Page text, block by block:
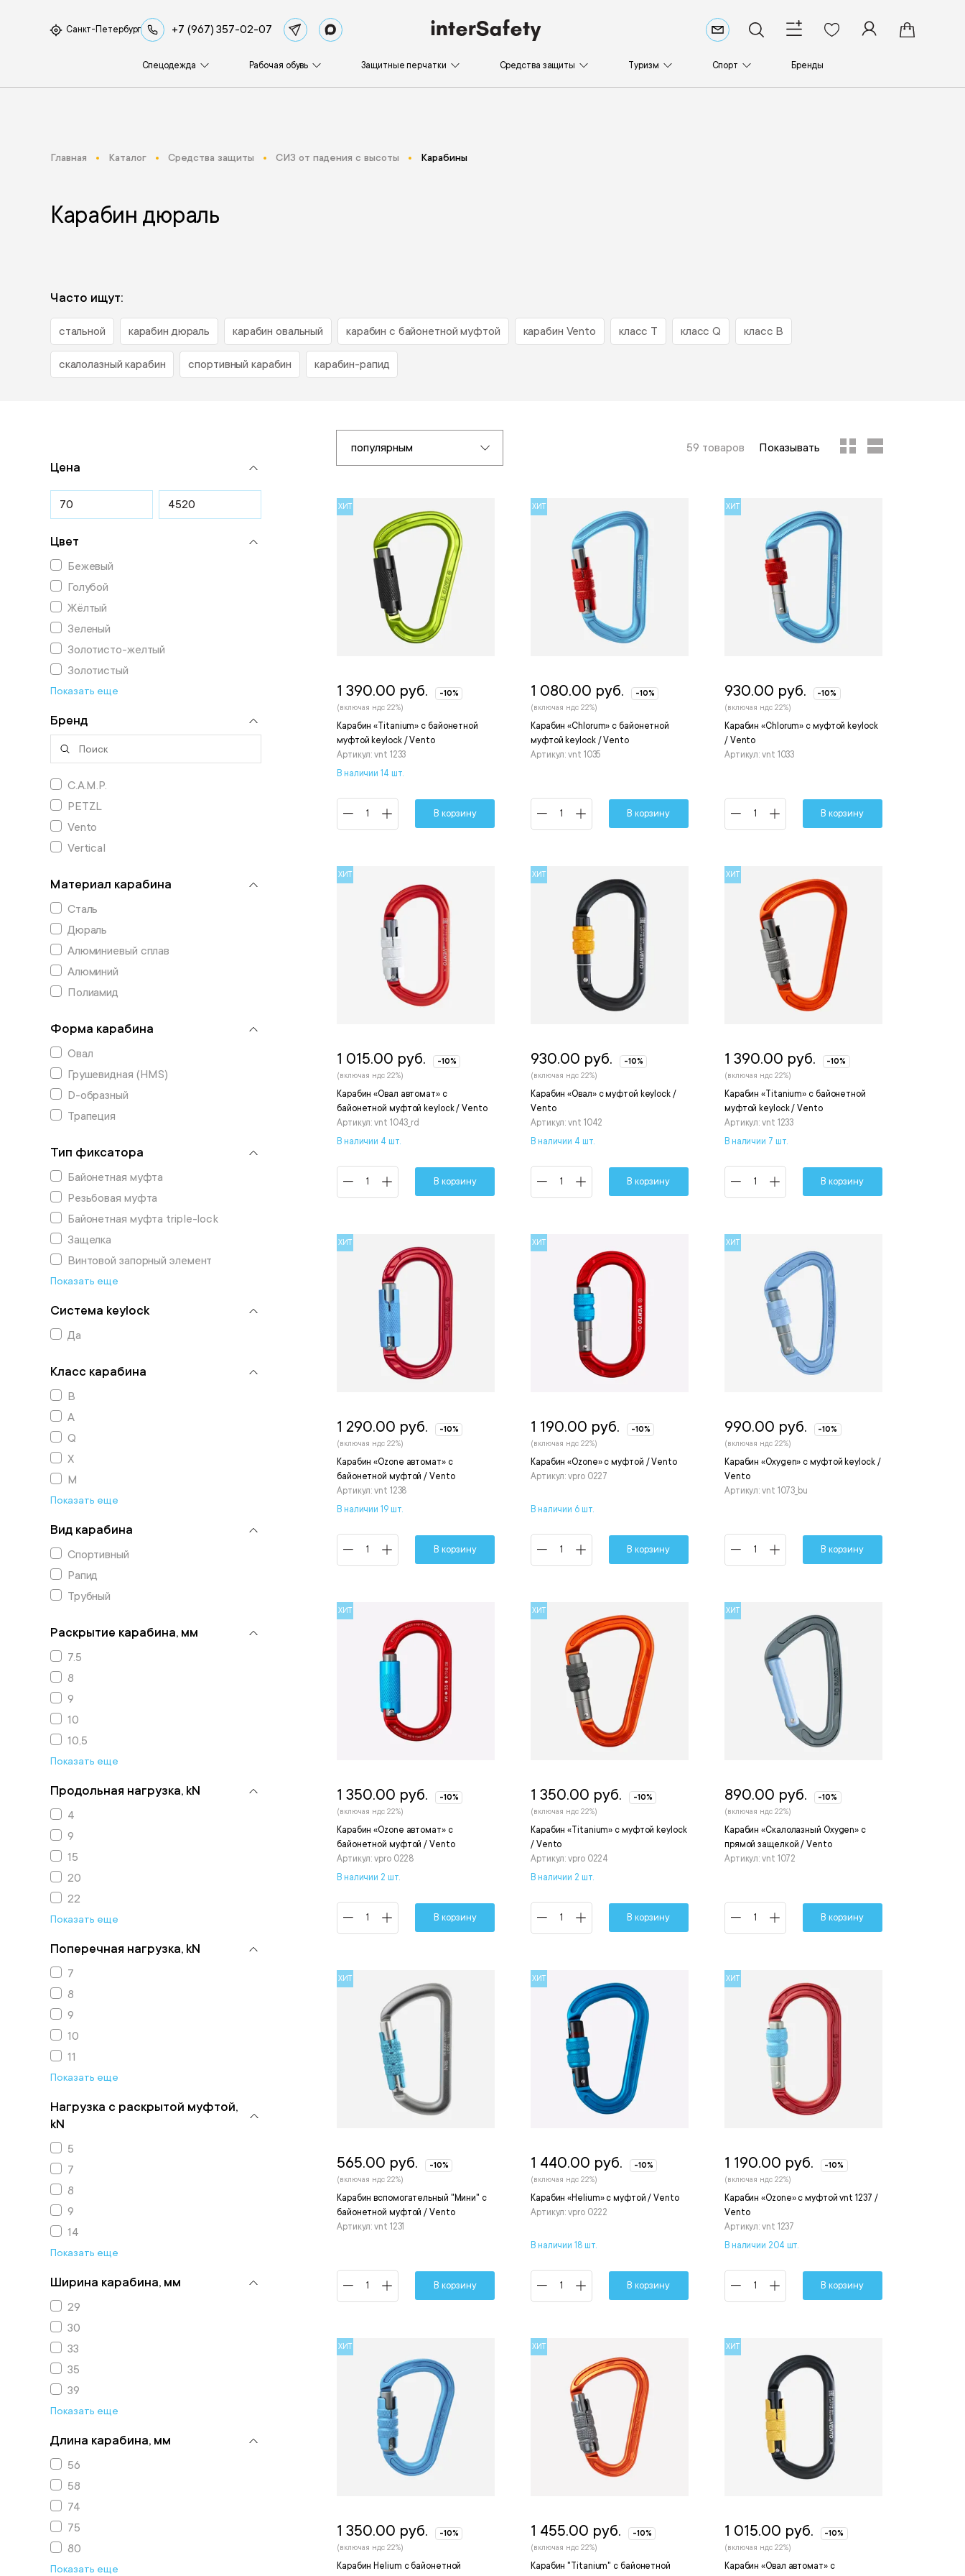
Санкт-Петербург +7 (967) 357-02-07
Спецодежда Рабочая обувь Защитные перчатки Средства защиты Туризм Спорт Бренды
Главная Каталог Средства защиты СИЗ от падения с высоты Карабины
Карабин дюраль
Часто ищут:
стальной карабин дюраль карабин овальный карабин с байонетной муфтой карабин Vento класс Т класс Q класс B
скалолазный карабин спортивный карабин карабин-рапид
Цена
Цвет
Бежевый
Голубой
Жёлтый
Зеленый
Золотисто-желтый
Золотистый
Показать еще
Бренд
C.A.M.P.
PETZL
Vento
Vertical
Материал карабина
Сталь
Дюраль
Алюминиевый сплав
Алюминий
Полиамид
Форма карабина
Овал
Грушевидная (HMS)
D-образный
Трапеция
Тип фиксатора
Байонетная муфта
Резьбовая муфта
Байонетная муфта triple-lock
Защелка
Винтовой запорный элемент
Показать еще
Система keylock
Да
Класс карабина
В
А
Q
X
М
Показать еще
Вид карабина
Спортивный
Рапид
Трубный
Раскрытие карабина, мм
7.5
8
9
10
10,5
Показать еще
Продольная нагрузка, kN
4
9
15
20
22
Показать еще
Поперечная нагрузка, kN
7
8
9
10
11
Показать еще
Нагрузка с раскрытой муфтой,
kN
5
7
8
9
14
Показать еще
Ширина карабина, мм
29
30
33
35
39
Показать еще
Длина карабина, мм
56
58
74
75
80
Показать еще
популярным 59 товаров Показывать
ХИТ
Карабин «Titanium» с байонетной
муфтой keylock / Vento
Артикул: vnt 1233
1 390.00 руб.
-10%
(включая ндс 22%)
В наличии 14 шт.
В корзину
ХИТ
Карабин «Chlorum» с байонетной
муфтой keylock / Vento
Артикул: vnt 1035
1 080.00 руб.
-10%
(включая ндс 22%)
В корзину
ХИТ
Карабин «Chlorum» с муфтой keylock
/ Vento
Артикул: vnt 1033
930.00 руб.
-10%
(включая ндс 22%)
В корзину
ХИТ
Карабин «Овал автомат» с
байонетной муфтой keylock / Vento
Артикул: vnt 1043_rd
1 015.00 руб.
-10%
(включая ндс 22%)
В наличии 4 шт.
В корзину
ХИТ
Карабин «Овал» с муфтой keylock /
Vento
Артикул: vnt 1042
930.00 руб.
-10%
(включая ндс 22%)
В наличии 4 шт.
В корзину
ХИТ
Карабин «Titanium» с байонетной
муфтой keylock / Vento
Артикул: vnt 1233
1 390.00 руб.
-10%
(включая ндс 22%)
В наличии 7 шт.
В корзину
ХИТ
Карабин «Ozone автомат» с
байонетной муфтой / Vento
Артикул: vnt 1238
1 290.00 руб.
-10%
(включая ндс 22%)
В наличии 19 шт.
В корзину
ХИТ
Карабин «Ozone» с муфтой / Vento
Артикул: vpro 0227
1 190.00 руб.
-10%
(включая ндс 22%)
В наличии 6 шт.
В корзину
ХИТ
Карабин «Oxygen» с муфтой keylock /
Vento
Артикул: vnt 1073_bu
990.00 руб.
-10%
(включая ндс 22%)
В корзину
ХИТ
Карабин «Ozone автомат» с
байонетной муфтой / Vento
Артикул: vpro 0228
1 350.00 руб.
-10%
(включая ндс 22%)
В наличии 2 шт.
В корзину
ХИТ
Карабин «Titanium» с муфтой keylock
/ Vento
Артикул: vpro 0224
1 350.00 руб.
-10%
(включая ндс 22%)
В наличии 2 шт.
В корзину
ХИТ
Карабин «Скалолазный Oxygen» с
прямой защелкой / Vento
Артикул: vnt 1072
890.00 руб.
-10%
(включая ндс 22%)
В корзину
ХИТ
Карабин вспомогательный "Мини" с
байонетной муфтой / Vento
Артикул: vnt 1231
565.00 руб.
-10%
(включая ндс 22%)
В корзину
ХИТ
Карабин «Helium» с муфтой / Vento
Артикул: vpro 0222
1 440.00 руб.
-10%
(включая ндс 22%)
В наличии 18 шт.
В корзину
ХИТ
Карабин «Ozone» с муфтой vnt 1237 /
Vento
Артикул: vnt 1237
1 190.00 руб.
-10%
(включая ндс 22%)
В наличии 204 шт.
В корзину
ХИТ
Карабин Helium с байонетной
1 350.00 руб.
-10%
(включая ндс 22%)
ХИТ
Карабин "Titanium" с байонетной
1 455.00 руб.
-10%
(включая ндс 22%)
ХИТ
Карабин «Овал автомат» с
1 015.00 руб.
-10%
(включая ндс 22%)